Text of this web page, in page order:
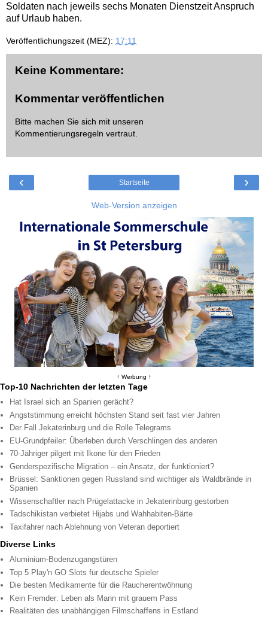
Soldaten nach jeweils sechs Monaten Dienstzeit Anspruch
auf Urlaub haben.
Veröffentlichungszeit (MEZ): 17:11
Keine Kommentare:
Kommentar veröffentlichen
Bitte machen Sie sich mit unseren
Kommentierungsregeln vertraut.
‹ ›
Startseite
Web-Version anzeigen
↑ Werbung ↑
Top-10 Nachrichten der letzten Tage
Hat Israel sich an Spanien gerächt?
Angststimmung erreicht höchsten Stand seit fast vier Jahren
Der Fall Jekaterinburg und die Rolle Telegrams
EU-Grundpfeiler: Überleben durch Verschlingen des anderen
70-Jähriger pilgert mit Ikone für den Frieden
Genderspezifische Migration – ein Ansatz, der funktioniert?
Brüssel: Sanktionen gegen Russland sind wichtiger als Waldbrände in
Spanien
Wissenschaftler nach Prügelattacke in Jekaterinburg gestorben
Tadschikistan verbietet Hijabs und Wahhabiten-Bärte
Taxifahrer nach Ablehnung von Veteran deportiert
Diverse Links
Aluminium-Bodenzugangstüren
Top 5 Play'n GO Slots für deutsche Spieler
Die besten Medikamente für die Raucherentwöhnung
Kein Fremder: Leben als Mann mit grauem Pass
Realitäten des unabhängigen Filmschaffens in Estland